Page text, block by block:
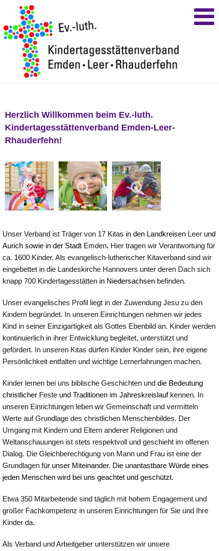
Herzlich Willkommen beim Ev.-luth.
Kindertagesstättenverband Emden-Leer-
Rhauderfehn!
Unser Verband ist Träger von 17 Kitas in den Landkreisen Leer und
Aurich sowie in der Stadt Emden. Hier tragen wir Verantwortung für
ca. 1600 Kinder. Als evangelisch-lutherischer Kitaverband sind wir
eingebettet in die Landeskirche Hannovers unter deren Dach sich
knapp 700 Kindertagesstätten in Niedersachsen befinden.
Unser evangelisches Profil liegt in der Zuwendung Jesu zu den
Kindern begründet. In unseren Einrichtungen nehmen wir jedes
Kind in seiner Einzigartigkeit als Gottes Ebenbild an. Kinder werden
kontinuierlich in ihrer Entwicklung begleitet, unterstützt und
gefördert. In unseren Kitas dürfen Kinder Kinder sein, ihre eigene
Persönlichkeit entfalten und wichtige Lernerfahrungen machen.
Kinder lernen bei uns biblische Geschichten und die Bedeutung
christlicher Feste und Traditionen im Jahreskreislaufkennen. In
unseren Einrichtungen leben wir Gemeinschaft und vermitteln
Werte auf Grundlage des christlichen Menschenbildes. Der
Umgang mit Kindern und Eltern anderer Religionen und
Weltanschauungen ist stets respektvoll und geschieht im offenen
Dialog. Die Gleichberechtigung von Mann und Frau ist eine der
Grundlagen für unser Miteinander. Die unantastbare Würde eines
jeden Menschen wird bei uns geachtet und geschützt.
Etwa 350 Mitarbeitende sind täglich mit hohem Engagement und
großer Fachkompetenz in unseren Einrichtungen für Sie und Ihre
Kinder da.
Als Verband und Arbeitgeber unterstützen wir unsere